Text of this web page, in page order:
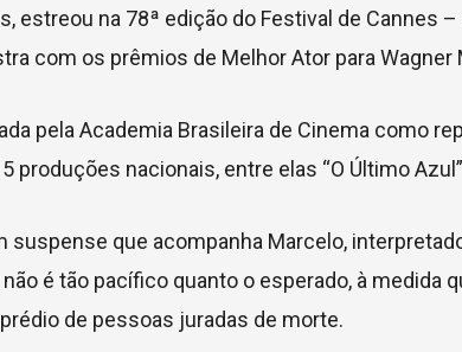
estreou na 78ª edição do Festival de
com os prêmios de Melhor Ator para Wagner
pela Academia Brasileira de Cinema como
produções nacionais, entre elas “O Último Azul”
suspense que acompanha Marcelo,
é tão pacífico quanto o esperado, à medida
de pessoas juradas de morte.